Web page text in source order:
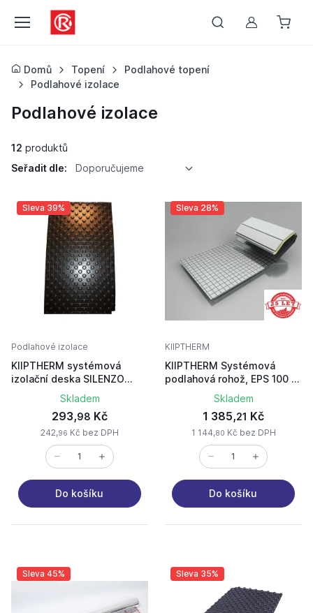
Můj účet
Domů Topení
Podlahové topení
Podlahové izolace
Podlahové izolace
12 produktů
Seřadit dle:
Doporučujeme
Sleva 39%
Podlahové izolace
KIIPTHERM systémová
izolační deska SILENZO
1400x800x30 mm s fólií
Skladem
293,98 Kč
242,96 Kč bez DPH
Do košíku
Sleva 28%
KIIPTHERM
KIIPTHERM Systémová
podlahová rohož, EPS 100 -
30mm s folií 10m2
Skladem
1 385,21 Kč
1 144,80 Kč bez DPH
Do košíku
Sleva 45% Sleva 35%